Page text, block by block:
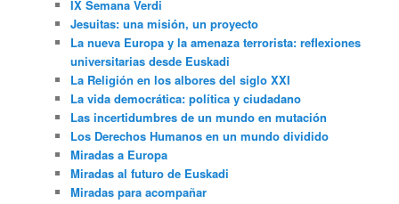
IX Semana Verdi
Jesuitas: una misión, un proyecto
La nueva Europa y la amenaza terrorista: reflexiones
universitarias desde Euskadi
La Religión en los albores del siglo XXI
La vida democrática: política y ciudadano
Las incertidumbres de un mundo en mutación
Los Derechos Humanos en un mundo dividido
Miradas a Europa
Miradas al futuro de Euskadi
Miradas para acompañar